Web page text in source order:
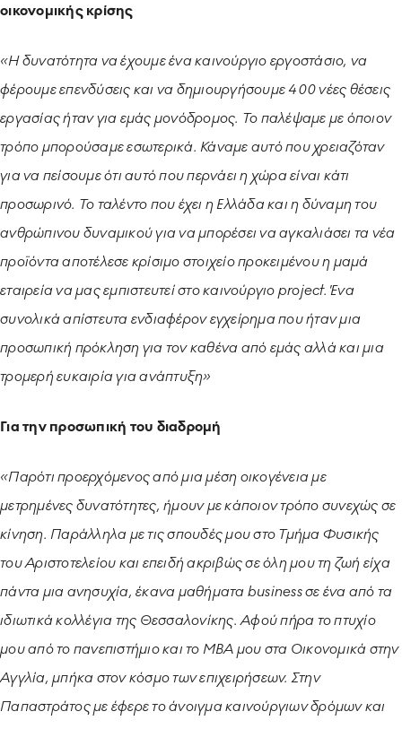
οικονομικής κρίσης
«Η δυνατότητα να έχουμε ένα καινούργιο εργοστάσιο, να
φέρουμε επενδύσεις και να δημιουργήσουμε 400 νέες θέσεις
εργασίας ήταν για εμάς μονόδρομος. Το παλέψαμε με όποιον
τρόπο μπορούσαμε εσωτερικά. Κάναμε αυτό που χρειαζόταν
για να πείσουμε ότι αυτό που περνάει η χώρα είναι κάτι
προσωρινό. Το ταλέντο που έχει η Ελλάδα και η δύναμη του
ανθρώπινου δυναμικού για να μπορέσει να αγκαλιάσει τα νέα
προϊόντα αποτέλεσε κρίσιμο στοιχείο προκειμένου η μαμά
εταιρεία να μας εμπιστευτεί στο καινούργιο project. Ένα
συνολικά απίστευτα ενδιαφέρον εγχείρημα που ήταν μια
προσωπική πρόκληση για τον καθένα από εμάς αλλά και μια
τρομερή ευκαιρία για ανάπτυξη»
Για την προσωπική του διαδρομή
«Παρότι προερχόμενος από μια μέση οικογένεια με
μετρημένες δυνατότητες, ήμουν με κάποιον τρόπο συνεχώς σε
κίνηση. Παράλληλα με τις σπουδές μου στο Τμήμα Φυσικής
του Αριστοτελείου και επειδή ακριβώς σε όλη μου τη ζωή είχα
πάντα μια ανησυχία, έκανα μαθήματα business σε ένα από τα
ιδιωτικά κολλέγια της Θεσσαλονίκης. Αφού πήρα το πτυχίο
μου από το πανεπιστήμιο και το MBA μου στα Οικονομικά στην
Αγγλία, μπήκα στον κόσμο των επιχειρήσεων. Στην
Παπαστράτος με έφερε το άνοιγμα καινούργιων δρόμων και